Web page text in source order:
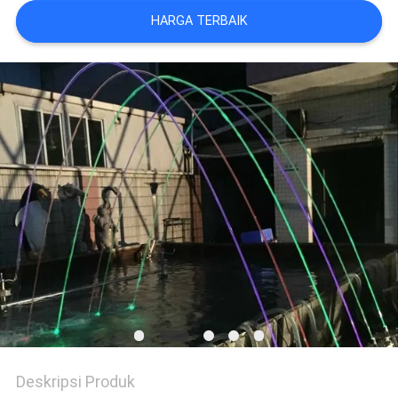
PRIVACY
POLICY
HARGA TERBAIK
Deskripsi Produk